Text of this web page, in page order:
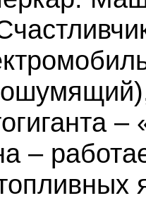
–
–